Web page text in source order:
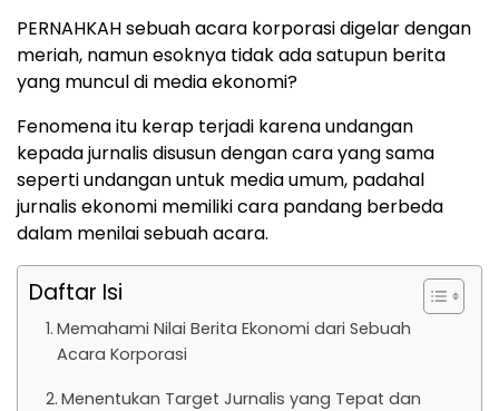
PERNAHKAH sebuah acara korporasi digelar dengan
meriah, namun esoknya tidak ada satupun berita
yang muncul di media ekonomi?
Fenomena itu kerap terjadi karena undangan
kepada jurnalis disusun dengan cara yang sama
seperti undangan untuk media umum, padahal
jurnalis ekonomi memiliki cara pandang berbeda
dalam menilai sebuah acara.
Daftar Isi
Memahami Nilai Berita Ekonomi dari Sebuah
Acara Korporasi
Menentukan Target Jurnalis yang Tepat dan